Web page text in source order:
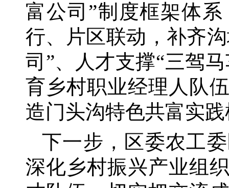
富公司”制度框架体
行、片区联动，补齐
司”、人才支撑“三驾
育乡村职业经理人队
造门头沟特色共富实
下一步，区委农工
深化乡村振兴产业组